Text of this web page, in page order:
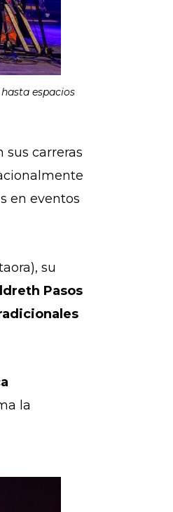
espacios
sus carreras
en eventos
su
Pasos
la